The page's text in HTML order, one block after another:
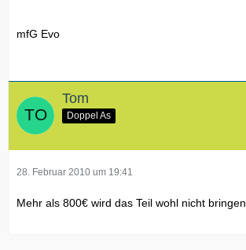
mfG Evo
Tom
Doppel As
28. Februar 2010 um 19:41
Mehr als 800€ wird das Teil wohl nicht bringen